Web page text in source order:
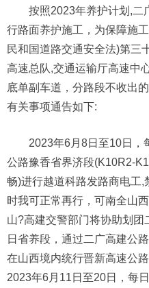
按照2023年养护计划,二
行路面养护施工，为保障施
民和国道路交通安全法)第三
高速总队,交通运输厅高速中
底单副车道，分路段不收出
有关事项通告如下:
2023年6月8日至10日，
公路豫香省界济段(K10R2-
畅)进行越道科路发路商电工
时我可正常再行，可南全山
山?高建交警部门将协助划
日省养段，通过二广高建公
在山西境内统行晋新高速公
2023年6月11日至20日，每